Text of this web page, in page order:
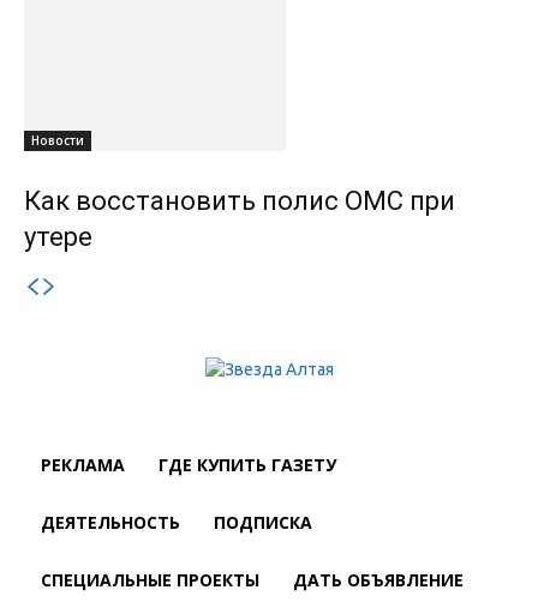
Новости
Как восстановить полис ОМС при
утере
РЕКЛАМА ГДЕ КУПИТЬ ГАЗЕТУ
ДЕЯТЕЛЬНОСТЬ ПОДПИСКА
СПЕЦИАЛЬНЫЕ ПРОЕКТЫ ДАТЬ ОБЪЯВЛЕНИЕ